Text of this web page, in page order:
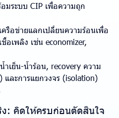
มระบบ CIP เพื่อความถูก
เครือข่ายแลกเปลี่ยนความร้อนเพื่อ
อเพลิง เช่น economizer,
น้ำเย็น-น้ำร้อน, recovery ความ
และการแยกวงจร (isolation)
: คิดให้ครบก่อนตัดสินใจ